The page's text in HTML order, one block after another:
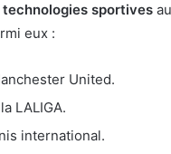
technologies sportives
eux :
United.
LALIGA.
international.